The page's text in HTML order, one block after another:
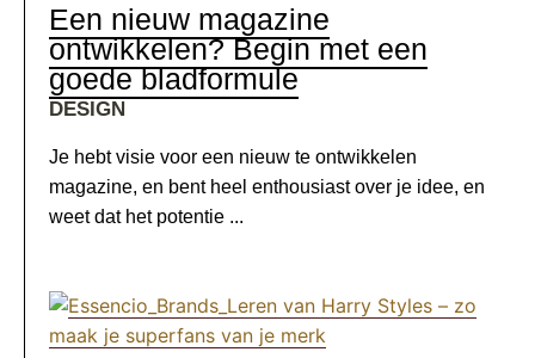
DESIGN
Een nieuw magazine
ontwikkelen? Begin met een
goede bladformule
Je hebt visie voor een nieuw te ontwikkelen
magazine, en bent heel enthousiast over je idee, en
weet dat het potentie ...